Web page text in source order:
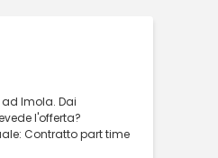
Imola. Dai
l'offerta?
Contratto part time